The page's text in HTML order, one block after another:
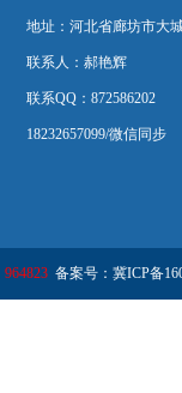
地址：河北省廊坊市大
联系人：郝艳辉
联系QQ：872586202
18232657099/微信同步
964823 备案号：冀ICP备